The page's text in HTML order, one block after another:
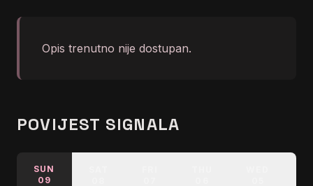
Opis trenutno nije dostupan.
POVIJEST SIGNALA
SUN
09